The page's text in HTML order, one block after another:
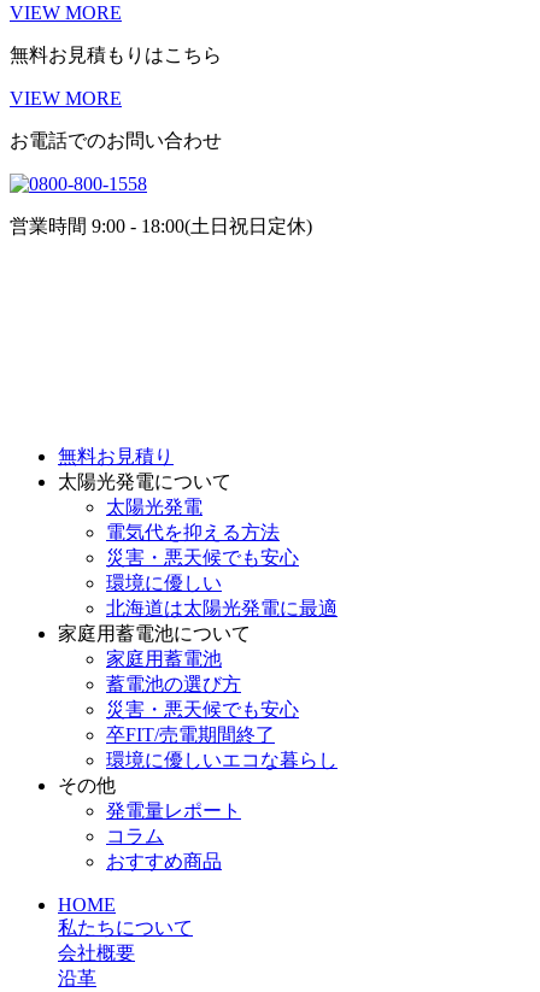
VIEW MORE
無料お見積もりはこちら
VIEW MORE
お電話でのお問い合わせ
営業時間 9:00 - 18:00(土日祝日定休)
無料お見積り
太陽光発電について
太陽光発電
電気代を抑える方法
災害・悪天候でも安心
環境に優しい
北海道は太陽光発電に最適
家庭用蓄電池について
家庭用蓄電池
蓄電池の選び方
災害・悪天候でも安心
卒FIT/売電期間終了
環境に優しいエコな暮らし
その他
発電量レポート
コラム
おすすめ商品
HOME
私たちについて
会社概要
沿革